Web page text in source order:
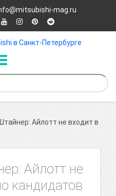
mag.ru
Айлотт не входит в
Айлотт не
кандидатов